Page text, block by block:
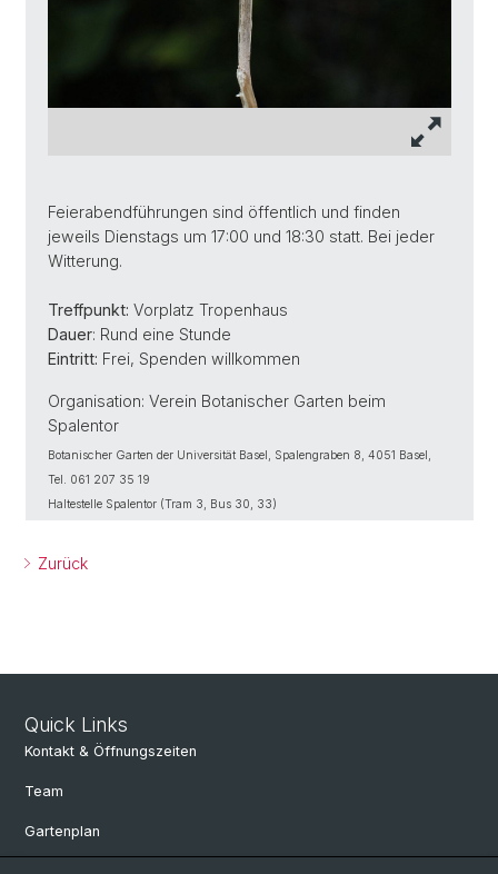
Feierabendführungen sind öffentlich und finden
jeweils Dienstags um 17:00 und 18:30 statt. Bei jeder
Witterung.
Treffpunkt: Vorplatz Tropenhaus
Dauer: Rund eine Stunde
Eintritt: Frei, Spenden willkommen
Organisation: Verein Botanischer Garten beim
Spalentor
Botanischer Garten der Universität Basel, Spalengraben 8, 4051 Basel,
Tel. 061 207 35 19
Haltestelle Spalentor (Tram 3, Bus 30, 33)
Zurück
Quick Links
Kontakt & Öffnungszeiten
Team
Gartenplan